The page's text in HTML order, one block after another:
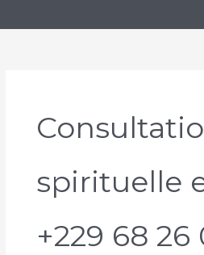
spirituelle
+229 68 26